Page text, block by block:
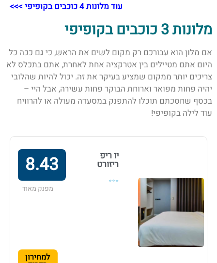
עוד מלונות 4 כוכבים בקופיפי >>>
מלונות 3 כוכבים בקופיפי
אם מלון הוא עבורכם רק מקום לשים את הראש, כי גם ככה כל
היום אתם מטיילים בין אטרקציה אחת לאחרת, אתם בתכלס לא
צריכים יותר ממקום שמציע בעיקר את זה. יכול להיות שהלובי
יהיה פחות מפואר וארוחת הבוקר פחות עשירה, אבל היי –
בכסף שחסכתם תוכלו להתפנק במסעדה מעולה או להרוויח
עוד לילה בקופיפי!
יו ריפ
ריזורט
⭐⭐⭐
8.43
מפנק מאוד
למחירון